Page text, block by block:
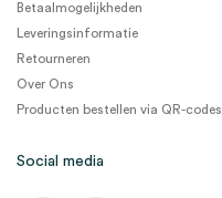
Betaalmogelijkheden
Leveringsinformatie
Retourneren
Over Ons
Producten bestellen via QR-codes
Social media